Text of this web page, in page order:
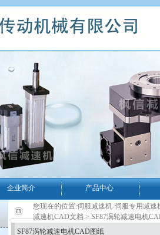
企业简介 产品中心
您现在的位置:伺服减速机-伺服专用减
减速机CAD文档> SF87涡轮减速电机
SF87涡轮减速电机CAD图纸